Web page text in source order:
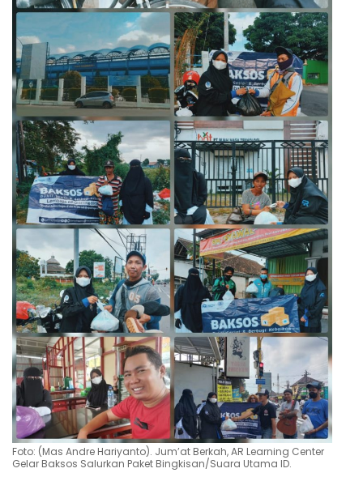
Foto: (Mas Andre Hariyanto). Jum’at Berkah, AR Learning Center
Gelar Baksos Salurkan Paket Bingkisan/Suara Utama ID.